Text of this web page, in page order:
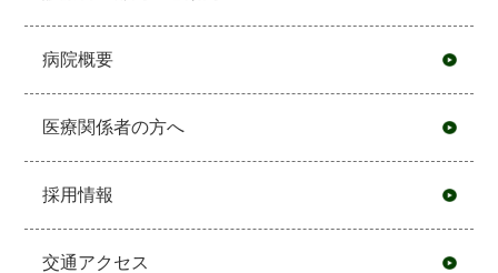
病院概要
医療関係者の方へ
採用情報
交通アクセス